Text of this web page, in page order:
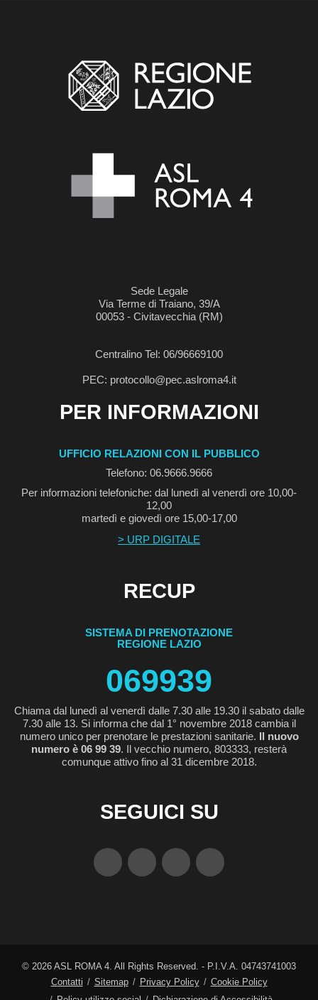
Sede Legale
Via Terme di Traiano, 39/A
00053 - Civitavecchia (RM)
Centralino Tel: 06/96669100
PEC: protocollo@pec.aslroma4.it
PER INFORMAZIONI
UFFICIO RELAZIONI CON IL PUBBLICO
Telefono: 06.9666.9666
Per informazioni telefoniche: dal lunedì al venerdì ore 10,00-
12,00
martedì e giovedì ore 15,00-17,00
> URP DIGITALE
RECUP
SISTEMA DI PRENOTAZIONE
REGIONE LAZIO
069939
Chiama dal lunedì al venerdì dalle 7.30 alle 19.30 il sabato dalle
7.30 alle 13. Si informa che dal 1° novembre 2018 cambia il
numero unico per prenotare le prestazioni sanitarie. Il nuovo
numero è 06 99 39. Il vecchio numero, 803333, resterà
comunque attivo fino al 31 dicembre 2018.
SEGUICI SU
© 2026 ASL ROMA 4. All Rights Reserved. - P.I.V.A. 04743741003
Contatti
Sitemap Privacy Policy
Cookie Policy